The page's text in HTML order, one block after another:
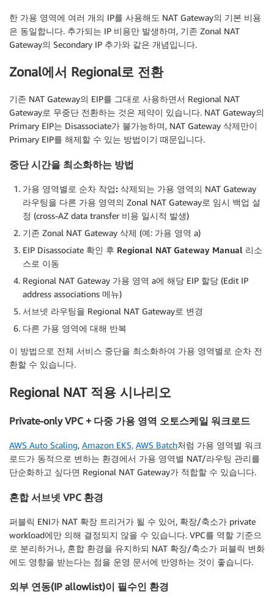
한 가용 영역에 여러 개의 IP를 사용해도 NAT Gateway의 기본 비용
은 동일합니다. 추가되는 IP 비용만 발생하며, 기존 Zonal NAT
Gateway의 Secondary IP 추가와 같은 개념입니다.
Zonal에서 Regional로 전환
기존 NAT Gateway의 EIP를 그대로 사용하면서 Regional NAT
Gateway로 무중단 전환하는 것은 제약이 있습니다. NAT Gateway의
Primary EIP는 Disassociate가 불가능하며, NAT Gateway 삭제만이
Primary EIP를 해제할 수 있는 방법이기 때문입니다.
중단 시간을 최소화하는 방법
가용 영역별로 순차 작업: 삭제되는 가용 영역의 NAT Gateway
라우팅을 다른 가용 영역의 Zonal NAT Gateway로 임시 백업 설
정 (cross-AZ data transfer 비용 일시적 발생)
기존 Zonal NAT Gateway 삭제 (예: 가용 영역 a)
EIP Disassociate 확인 후 Regional NAT Gateway Manual 리소
스로 이동
Regional NAT Gateway 가용 영역 a에 해당 EIP 할당 (Edit IP
address associations 메뉴)
서브넷 라우팅을 Regional NAT Gateway로 변경
다른 가용 영역에 대해 반복
이 방법으로 전체 서비스 중단을 최소화하여 가용 영역별로 순차 전
환할 수 있습니다.
Regional NAT 적용 시나리오
Private-only VPC + 다중 가용 영역 오토스케일 워크로드
AWS Auto Scaling, Amazon EKS, AWS Batch처럼 가용 영역별 워크
로드가 동적으로 변하는 환경에서 가용 영역별 NAT/라우팅 관리를
단순화하고 싶다면 Regional NAT Gateway가 적합할 수 있습니다.
혼합 서브넷 VPC 환경
퍼블릭 ENI가 NAT 확장 트리거가 될 수 있어, 확장/축소가 private
workload에만 의해 결정되지 않을 수 있습니다. VPC를 역할 기준으
로 분리하거나, 혼합 환경을 유지하되 NAT 확장/축소가 퍼블릭 변화
에도 영향을 받는다는 점을 운영 문서에 반영하는 것이 좋습니다.
외부 연동(IP allowlist)이 필수인 환경